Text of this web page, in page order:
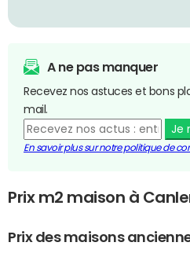
A ne pas manquer
Recevez nos astuces et bons
mail.
Je
En savoir plus sur notre politique de
Prix m2 maison à
Prix des maisons